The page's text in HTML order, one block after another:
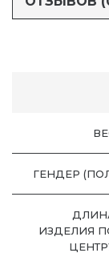
ГЕНДЕР
ИЗДЕЛИЯ